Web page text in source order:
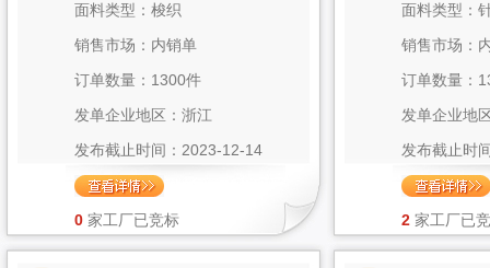
面料类型：梭织
销售市场：内销单
订单数量：1300件
发单企业地区：浙江
发布截止时间：2023-12-14
0 家工厂已竞标
面料类型：
销售市场：
订单数量：
发单企业地
发布截止时
2 家工厂已